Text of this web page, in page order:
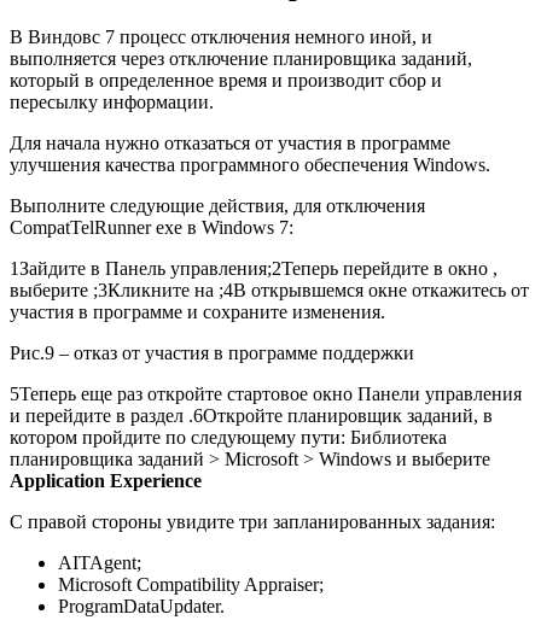
В Виндовс 7 процесс отключения немного иной, и
выполняется через отключение планировщика заданий,
который в определенное время и производит сбор и
пересылку информации.
Для начала нужно отказаться от участия в программе
улучшения качества программного обеспечения Windows.
Выполните следующие действия, для отключения
CompatTelRunner exe в Windows 7:
1Зайдите в Панель управления;2Теперь перейдите в окно ,
выберите ;3Кликните на ;4В открывшемся окне откажитесь от
участия в программе и сохраните изменения.
Рис.9 – отказ от участия в программе поддержки
5Теперь еще раз откройте стартовое окно Панели управления
и перейдите в раздел .6Откройте планировщик заданий, в
котором пройдите по следующему пути: Библиотека
планировщика заданий > Microsoft > Windows и выберите
Application Experience
С правой стороны увидите три запланированных задания:
AITAgent;
Microsoft Compatibility Appraiser;
ProgramDataUpdater.